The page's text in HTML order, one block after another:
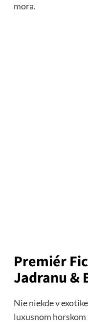
mora.
Premiér
Jadranu &
Nie niekde v
luxusnom